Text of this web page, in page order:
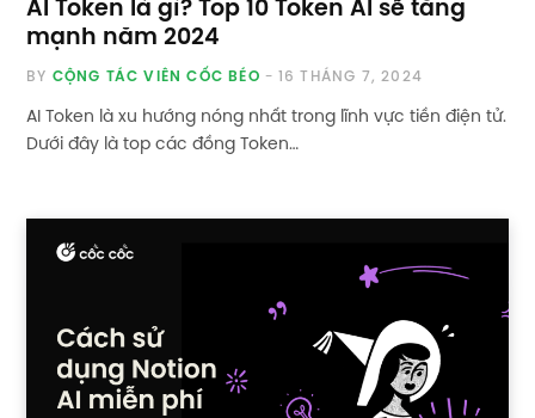
AI Token là gì? Top 10 Token AI sẽ tăng
mạnh năm 2024
BY CỘNG TÁC VIÊN CỐC BÉO 16 THÁNG 7, 2024
AI Token là xu hướng nóng nhất trong lĩnh vực tiền điện tử.
Dưới đây là top các đồng Token…